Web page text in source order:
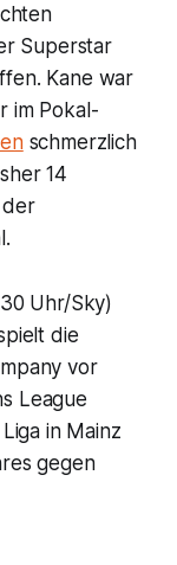
Superstar
Kane war
im Pokal-
schmerzlich
14
der
Uhr/Sky)
die
vor
League
in Mainz
gegen